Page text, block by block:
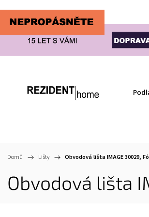
Domů / Lišty / Obvodová lišta IMAGE 30029,
Obvodová lišta